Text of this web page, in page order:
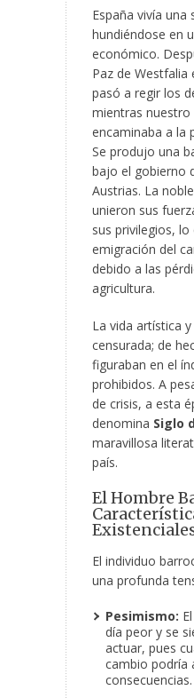
España vivía una
hundiéndose en
económico.
Paz de Westfalia
pasó a regir los
mientras nuestro
encaminaba a la
Se produjo una
bajo el gobierno
Austrias. La
unieron sus
sus privilegios,
emigración del
debido a las
agricultura.
La vida artística
censurada; de
figuraban en el
prohibidos. A
de crisis, a esta
denomina Siglo
maravillosa
país.
El Hombre
El individuo
una profunda
Pesimismo:
día peor y se
actuar, pues
cambio podría
consecuencias.